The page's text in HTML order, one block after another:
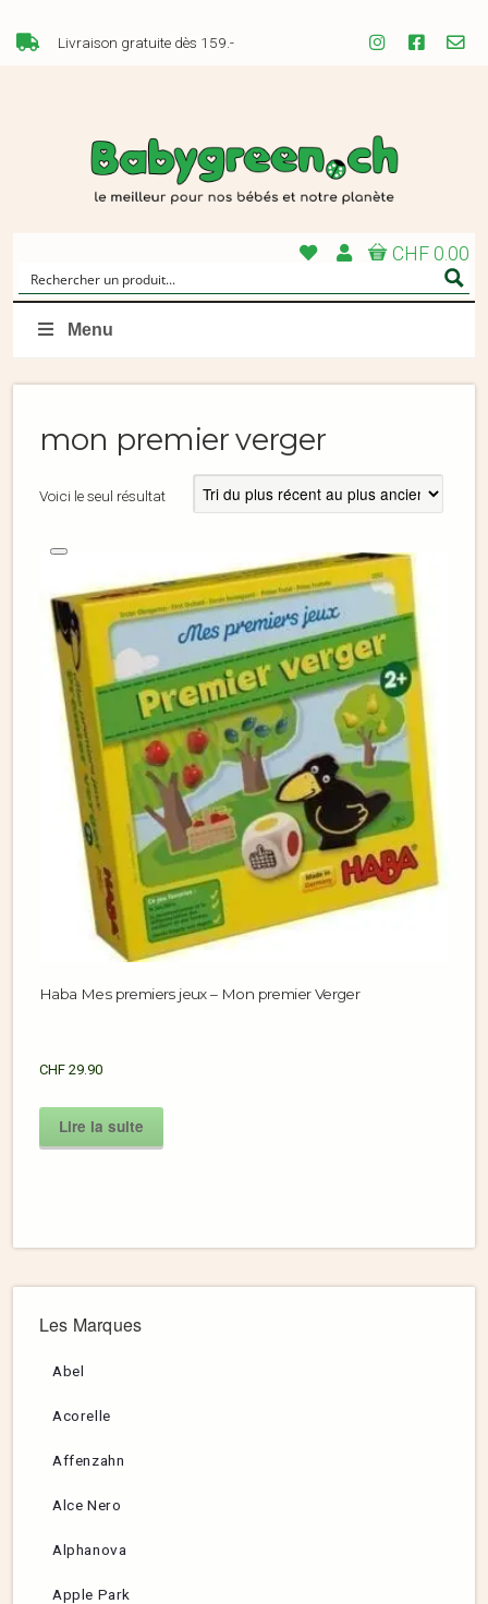
Livraison gratuite dès 159.-
CHF 0.00
Menu
mon premier verger
Voici le seul résultat
Haba Mes premiers jeux – Mon premier Verger
CHF 29.90
Lire la suite
Les Marques
Abel
Acorelle
Affenzahn
Alce Nero
Alphanova
Apple Park